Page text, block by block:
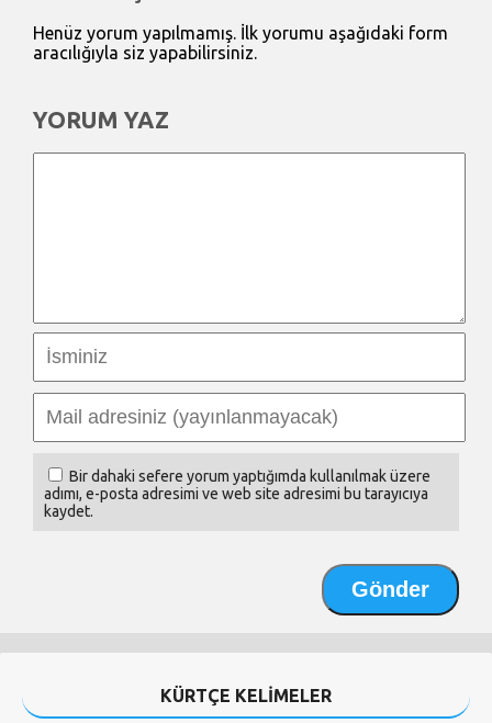
Henüz yorum yapılmamış. İlk yorumu aşağıdaki form
aracılığıyla siz yapabilirsiniz.
YORUM YAZ
Bir dahaki sefere yorum yaptığımda kullanılmak üzere
adımı, e-posta adresimi ve web site adresimi bu tarayıcıya
kaydet.
KÜRTÇE KELİMELER